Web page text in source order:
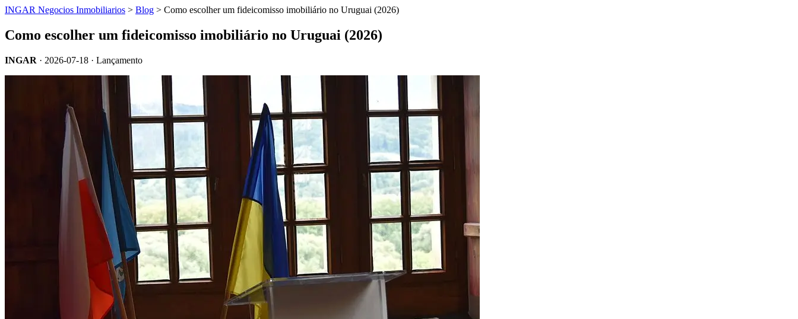
INGAR Negocios Inmobiliarios > Blog > Como escolher um fideicomisso imobiliário no Uruguai (2026)
Como escolher um fideicomisso imobiliário no Uruguai (2026)
INGAR · 2026-07-18 · Lançamento